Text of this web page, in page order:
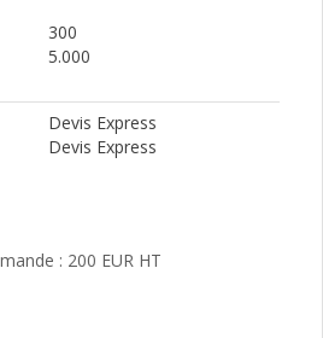
300
5.000
Devis Express
Devis Express
: 200 EUR HT